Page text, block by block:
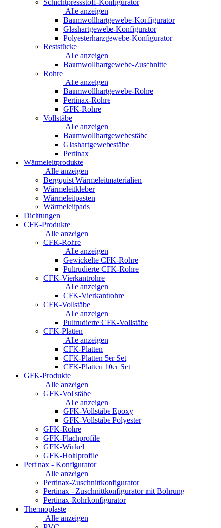
Schichtpressstoff-Konfigurator
Alle anzeigen
Baumwollhartgewebe-Konfigurator
Glashartgewebe-Konfigurator
Polyesterharzgewebe-Konfigurator
Reststücke
Alle anzeigen
Baumwollhartgewebe-Zuschnitte
Rohre
Alle anzeigen
Baumwollhartgewebe-Rohre
Pertinax-Rohre
GFK-Rohre
Vollstäbe
Alle anzeigen
Baumwollhartgewebestäbe
Glashartgewebestäbe
Pertinax
Wärmeleitprodukte
Alle anzeigen
Bergquist Wärmeleitmaterialien
Wärmeleitkleber
Wärmeleitpasten
Wärmeleitpads
Dichtungen
CFK-Produkte
Alle anzeigen
CFK-Rohre
Alle anzeigen
Gewickelte CFK-Rohre
Pultrudierte CFK-Rohre
CFK-Vierkantrohre
Alle anzeigen
CFK-Vierkantrohre
CFK-Vollstäbe
Alle anzeigen
Pultrudierte CFK-Vollstäbe
CFK-Platten
Alle anzeigen
CFK-Platten
CFK-Platten 5er Set
CFK-Platten 10er Set
GFK-Produkte
Alle anzeigen
GFK-Vollstäbe
Alle anzeigen
GFK-Vollstäbe Epoxy
GFK-Vollstäbe Polyester
GFK-Rohre
GFK-Flachprofile
GFK-Winkel
GFK-Hohlprofile
Pertinax - Konfigurator
Alle anzeigen
Pertinax-Zuschnittkonfigurator
Pertinax - Zuschnittkonfigurator mit Bohrung
Pertinax-Rohrkonfigurator
Thermoplaste
Alle anzeigen